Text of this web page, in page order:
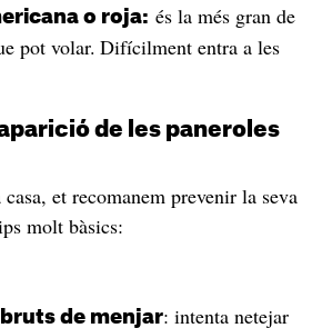
o roja: és la més gran de
pot volar. Difícilment entra a les
de les paneroles
et recomanem prevenir la seva
molt bàsics:
de menjar: intenta netejar